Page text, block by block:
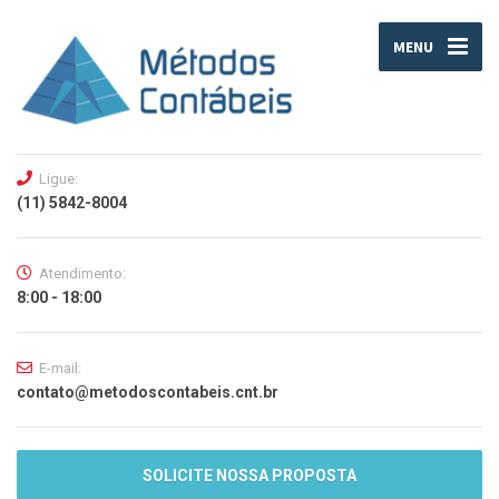
MENU
Ligue:
(11) 5842-8004
Atendimento:
8:00 - 18:00
E-mail:
contato@metodoscontabeis.cnt.br
SOLICITE NOSSA PROPOSTA